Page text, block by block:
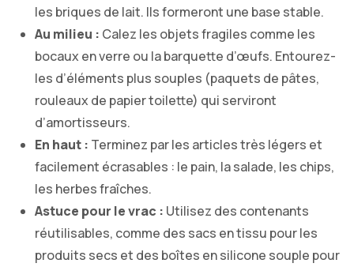
les briques de lait. Ils formeront une base stable.
Au milieu : Calez les objets fragiles comme les
bocaux en verre ou la barquette d’œufs. Entourez-
les d’éléments plus souples (paquets de pâtes,
rouleaux de papier toilette) qui serviront
d’amortisseurs.
En haut : Terminez par les articles très légers et
facilement écrasables : le pain, la salade, les chips,
les herbes fraîches.
Astuce pour le vrac : Utilisez des contenants
réutilisables, comme des sacs en tissu pour les
produits secs et des boîtes en silicone souple pour